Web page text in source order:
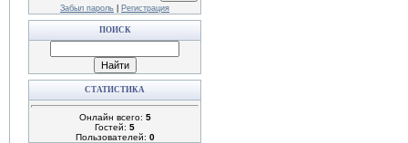
Забыл пароль Регистрация
ПОИСК
СТАТИСТИКА
Онлайн всего: 5
Гостей: 5
Пользователей: 0